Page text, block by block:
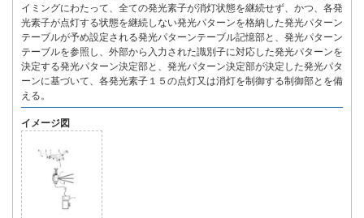
イミングにわたって、全ての発光素子が消灯状態を継続せず、かつ、各発
光素子が点灯する状態を継続しない発光パターンを格納した発光パターン
テーブルが予め設定される発光パターンテーブル記憶部と、発光パターン
テーブルを参照し、外部から入力された識別子に対応した発光パターンを
決定する発光パターン決定部と、発光パターン決定部が決定した発光パタ
ーンに基づいて、各発光素子１５の点灯又は消灯を制御する制御部とを備
える。
イメージ図